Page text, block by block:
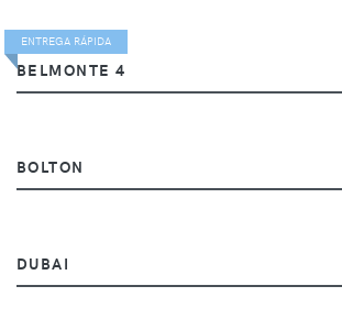
ENTREGA RÁPIDA
BELMONTE 4
BOLTON
DUBAI